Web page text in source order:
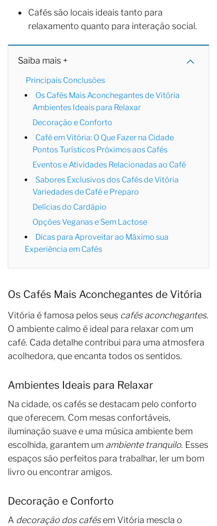
Cafés são locais ideais tanto para
relaxamento quanto para interação social.
Saiba mais +
Principais Conclusões
Os Cafés Mais Aconchegantes de Vitória
Ambientes Ideais para Relaxar
Decoração e Conforto
Café em Vitória: O Que Fazer na Cidade
Pontos Turísticos Próximos aos Cafés
Eventos e Atividades Relacionadas ao Café
Sabores Exclusivos dos Cafés de Vitória
Variedades de Café e Preparo
Delícias do Cardápio
Opções Veganas e Sem Lactose
Dicas para Aproveitar ao Máximo sua
Experiência em Cafés
Os Cafés Mais Aconchegantes de Vitória
Vitória é famosa pelos seus cafés aconchegantes.
O ambiente calmo é ideal para relaxar com um
café. Cada detalhe contribui para uma atmosfera
acolhedora, que encanta todos os sentidos.
Ambientes Ideais para Relaxar
Na cidade, os cafés se destacam pelo conforto
que oferecem. Com mesas confortáveis,
iluminação suave e uma música ambiente bem
escolhida, garantem um ambiente tranquilo. Esses
espaços são perfeitos para trabalhar, ler um bom
livro ou encontrar amigos.
Decoração e Conforto
A decoração dos cafésem Vitória mescla o